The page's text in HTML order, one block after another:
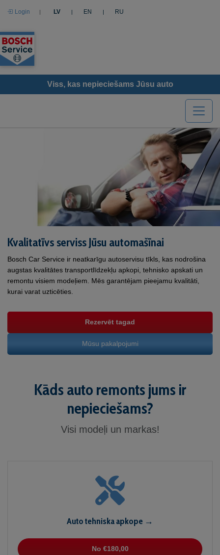
Login | LV | EN | RU
Viss, kas nepieciešams Jūsu auto
Kvalitatīvs serviss Jūsu automašīnai
Bosch Car Service ir neatkarīgu autoservisu tīkls, kas nodrošina
augstas kvalitātes transportlīdzekļu apkopi, tehnisko apskati un
remontu visiem modeļiem. Mēs garantējam pieejamu kvalitāti,
kurai varat uzticēties.
Rezervēt tagad
Mūsu pakalpojumi
Kāds auto remonts jums ir
nepieciešams?
Visi modeļi un markas!
Auto tehniska apkope →
No €180,00